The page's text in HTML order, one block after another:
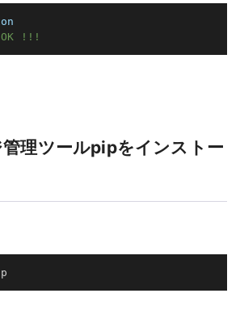
!!!
理ツールpipをインストー